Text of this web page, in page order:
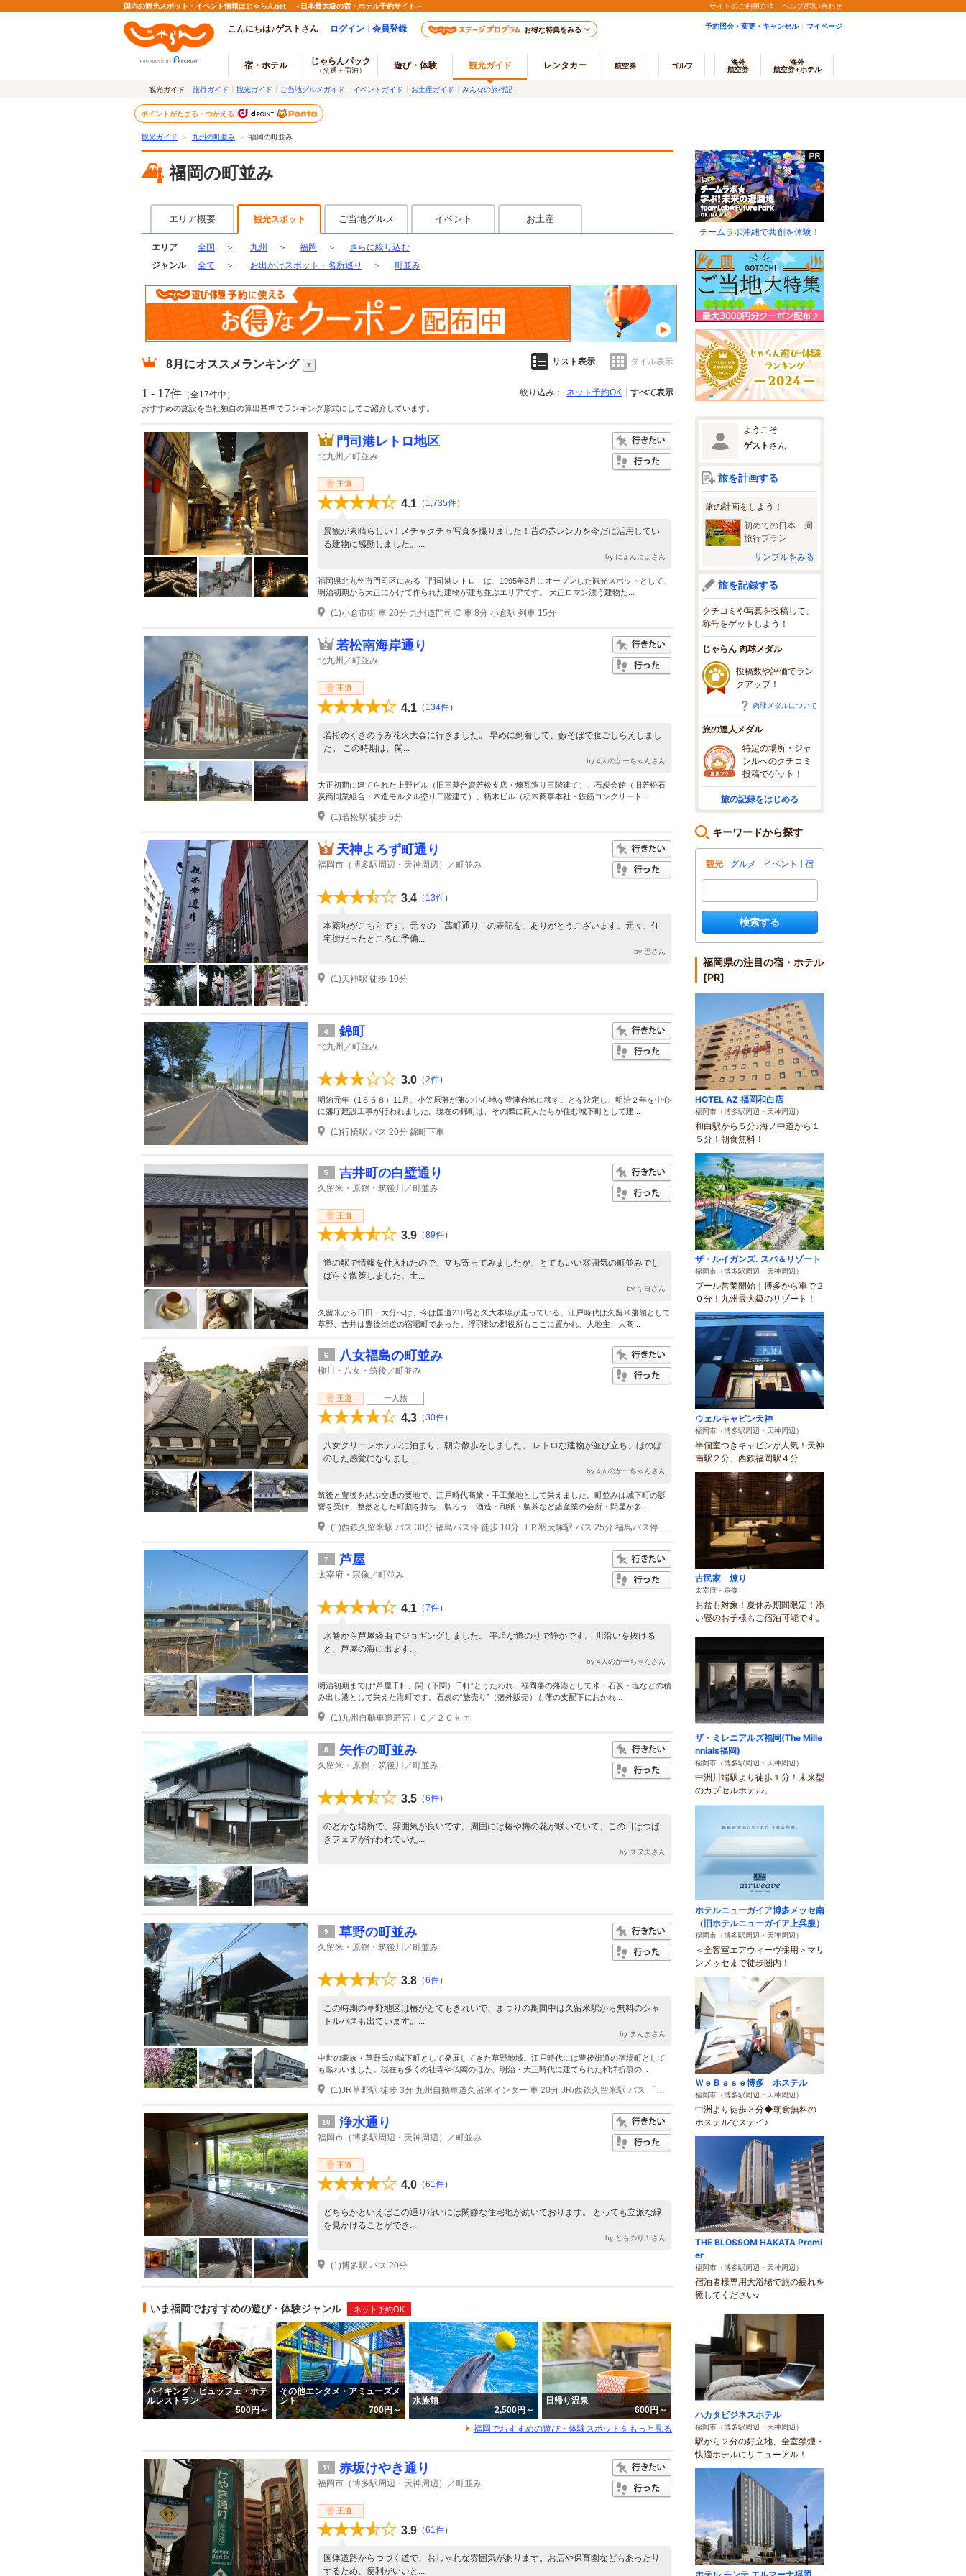
国内の観光スポット・イベント情報はじゃらんnet ～日本最大級の宿・ホテル予約サイト～ サイトのご利用方法 ヘルプ/問い合わせ
こんにちは♪ゲストさん ログイン 会員登録 お得な特典をみる 予約照会・変更・キャンセル マイページ
宿・ホテル じゃらんパック
（交通＋宿泊） 遊び・体験 観光ガイド レンタカー 航空券 ゴルフ
海外
航空券
海外
航空券+ホテル
観光ガイド 旅行ガイド 観光ガイド ご当地グルメガイド イベントガイド お土産ガイド みんなの旅行記
ポイントがたまる・つかえる
観光ガイド ＞ 九州の町並み ＞ 福岡の町並み
福岡の町並み
エリア概要 観光スポット ご当地グルメ イベント お土産
エリア 全国 ＞ 九州 ＞ 福岡 ＞
さらに絞り込む
ジャンル
全て ＞ お出かけスポット・名所巡り ＞ 町並み
8月 にオススメランキング リスト表示 タイル表示
1 - 17件 （全17件中） 絞り込み： ネット予約OK すべて表示
おすすめの施設を当社独自の算出基準でランキング形式にしてご紹介しています。
門司港レトロ地区
北九州／町並み
王道
4.1 （ 1,735件）
景観が素晴らしい！メチャクチャ写真を撮りました！昔の赤レンガを今だに活用してい
る建物に感動しました。...
by にょんにょさん
福岡県北九州市門司区にある「門司港レトロ」は、1995年3月にオープンした観光スポットとして、
明治初期から大正にかけて作られた建物が建ち並ぶエリアです。 大正ロマン漂う建物た...
(1)小倉市街 車 20分 九州道門司IC 車 8分 小倉駅 列車 15分
若松南海岸通り
北九州／町並み
王道
4.1 （ 134件）
若松のくきのうみ花火大会に行きました。 早めに到着して、藪そばで腹ごしらえしまし
た。 この時期は、閑...
by 4人のかーちゃんさん
大正初期に建てられた上野ビル（旧三菱合資若松支店・煉瓦造り三階建て）、石炭会館（旧若松石
炭商同業組合・木造モルタル塗り二階建て）、杤木ビル（杤木商事本社・鉄筋コンクリート...
(1)若松駅 徒歩 6分
天神よろず町通り
福岡市（博多駅周辺・天神周辺）／町並み
3.4 （ 13件）
本籍地がこちらです。元々の「萬町通り」の表記を、ありがとうございます。元々、住
宅街だったところに予備...
by 巴さん
(1)天神駅 徒歩 10分
4 錦町
北九州／町並み
3.0 （2件）
明治元年（1８６８）11月、小笠原藩が藩の中心地を豊津台地に移すことを決定し、明治２年を中心
に藩庁建設工事が行われました。現在の錦町は、その際に商人たちが住む城下町として建...
(1)行橋駅 バス 20分 錦町下車
5 吉井町の白壁通り
久留米・原鶴・筑後川／町並み
王道
3.9 （89件）
道の駅で情報を仕入れたので、立ち寄ってみましたが、とてもいい雰囲気の町並みでし
ばらく散策しました。土...
by キヨさん
久留米から日田・大分へは、今は国道210号と久大本線が走っている。江戸時代は久留米藩領として
草野、吉井は豊後街道の宿場町であった。浮羽郡の郡役所もここに置かれ、大地主、大商...
6 八女福島の町並み
柳川・八女・筑後／町並み
王道 一人旅
4.3 （30件）
八女グリーンホテルに泊まり、朝方散歩をしました。 レトロな建物が並び立ち、ほのぼ
のした感覚になりまし...
by 4人のかーちゃんさん
筑後と豊後を結ぶ交通の要地で、江戸時代商業・手工業地として栄えました。町並みは城下町の影
響を受け、整然とした町割を持ち、製ろう・酒造・和紙・製茶など諸産業の会所・問屋が多...
(1)西鉄久留米駅 バス 30分 福島バス停 徒歩 10分 ＪＲ羽犬塚駅 バス 25分 福島バス停 徒歩 10分 八女ＩＣ 車 10分
7 芦屋
太宰府・宗像／町並み
4.1 （7件）
水巻から芦屋経由でジョギングしました。 平坦な道のりで静かです。 川沿いを抜ける
と、芦屋の海に出ます...
by 4人のかーちゃんさん
明治初期までは“芦屋千軒、関（下関）千軒”とうたわれ、福岡藩の藩港として米・石炭・塩などの積
み出し港として栄えた港町です。石炭の“旅売り”（藩外販売）も藩の支配下におかれ...
(1)九州自動車道若宮ＩＣ／２０ｋｍ
8 矢作の町並み
久留米・原鶴・筑後川／町並み
3.5 （6件）
のどかな場所で、雰囲気が良いです。周囲には椿や梅の花が咲いていて、この日はつば
きフェアが行われていた...
by スヌ夫さん
9 草野の町並み
久留米・原鶴・筑後川／町並み
3.8 （6件）
この時期の草野地区は椿がとてもきれいで、まつりの期間中は久留米駅から無料のシャ
トルバスも出ています。...
by まんまさん
中世の豪族・草野氏の城下町として発展してきた草野地域。江戸時代には豊後街道の宿場町として
も賑わいました。現在も多くの社寺や仏閣のほか、明治・大正時代に建てられた和洋折衷の...
(1)JR草野駅 徒歩 3分 九州自動車道久留米インター 車 20分 JR/西鉄久留米駅 バス 「吉木西」?「草野駅前」下車
10 浄水通り
福岡市（博多駅周辺・天神周辺）／町並み
王道
4.0 （61件）
どちらかといえばこの通り沿いには閑静な住宅地が続いております。 とっても立派な緑
を見かけることができ...
by とものり１さん
(1)博多駅 バス 20分
いま福岡でおすすめの遊び・体験ジャンル ネット予約OK
バイキング・ビュッフェ・ホテ
ルレストラン
500円～
その他エンタメ・アミューズメ
ント
700円～
水族館
2,500円～
日帰り温泉
600円～
福岡でおすすめの遊び・体験スポットをもっと見る
11 赤坂けやき通り
福岡市（博多駅周辺・天神周辺）／町並み
王道
3.9 （61件）
国体道路からつづく道で、おしゃれな雰囲気があります。お店や保育園などもあったり
するため、便利がいいと...
チームラボ沖縄で共創を体験！
ようこそ
ゲスト さん
旅を計画する
旅の計画をしよう！
初めての日本一周
旅行プラン
サンプルをみる
旅を記録する
クチコミや写真を投稿して、
称号をゲットしよう！
じゃらん 肉球メダル
投稿数や評価でラン
クアップ！
肉球メダルについて
旅の達人メダル
特定の場所・ジャ
ンルへのクチコミ
投稿でゲット！
旅の記録をはじめる
キーワードから探す
観光 グルメ イベント 宿
検索する
福岡県の注目の宿・ホテル
[PR]
HOTEL AZ 福岡和白店
福岡市（博多駅周辺・天神周辺）
和白駅から５分♪海ノ中道から１
５分！朝食無料！
ザ・ルイガンズ. スパ＆リゾート
福岡市（博多駅周辺・天神周辺）
プール営業開始｜博多から車で２
０分！九州最大級のリゾート！
ウェルキャビン天神
福岡市（博多駅周辺・天神周辺）
半個室つきキャビンが人気！天神
南駅２分、西鉄福岡駅４分
古民家 煉り
太宰府・宗像
お盆も対象！夏休み期間限定！添
い寝のお子様もご宿泊可能です。
ザ・ミレニアルズ福岡(The Mille
nnials福岡)
福岡市（博多駅周辺・天神周辺）
中洲川端駅より徒歩１分！未来型
のカプセルホテル。
ホテルニューガイア博多メッセ南
（旧ホテルニューガイア上呉服）
福岡市（博多駅周辺・天神周辺）
＜全客室エアウィーヴ採用＞マリ
ンメッセまで徒歩圏内！
ＷｅＢａｓｅ博多 ホステル
福岡市（博多駅周辺・天神周辺）
中洲より徒歩３分◆朝食無料の
ホステルでステイ♪
THE BLOSSOM HAKATA Premi
er
福岡市（博多駅周辺・天神周辺）
宿泊者様専用大浴場で旅の疲れを
癒してください♪
ハカタビジネスホテル
福岡市（博多駅周辺・天神周辺）
駅から２分の好立地、全室禁煙・
快適ホテルにリニューアル！